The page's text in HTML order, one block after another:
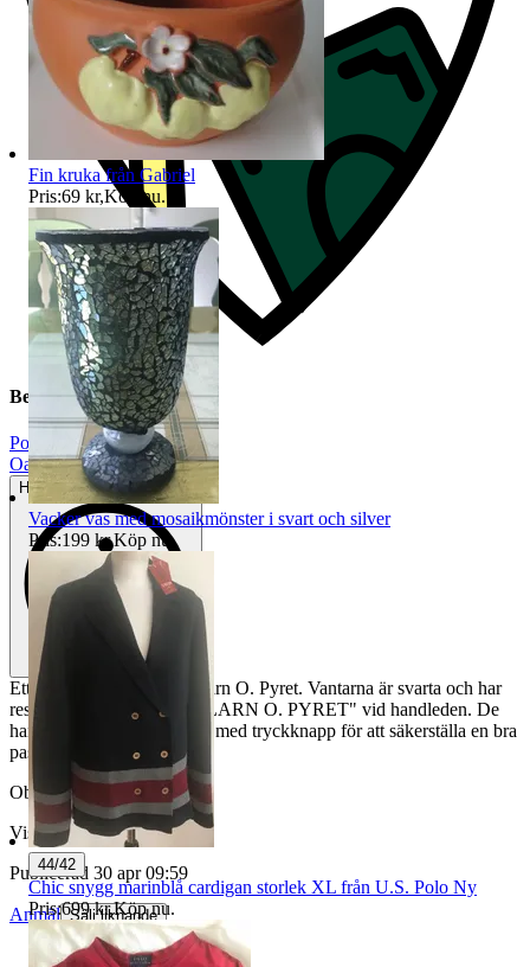
Beskrivning
Polarn O. Pyret|
Oanvänt
Helt ny och aldrig använd
Ett par regnvantar från Polarn O. Pyret. Vantarna är svarta och har
resårband med texten "POLARN O. PYRET" vid handleden. De
har även ett justerbart band med tryckknapp för att säkerställa en bra
passform.
Objektnr
729 341 149
Visningar 357
Publicerad 30 apr 09:59
Anmäl Sälj liknande
Fin kruka från Gabriel
Pris:69 kr,Köp nu.
Vacker vas med mosaikmönster i svart och silver
Pris:199 kr,Köp nu.
44/42
Chic snygg marinblå cardigan storlek XL från U.S. Polo Ny
Pris:699 kr,Köp nu.